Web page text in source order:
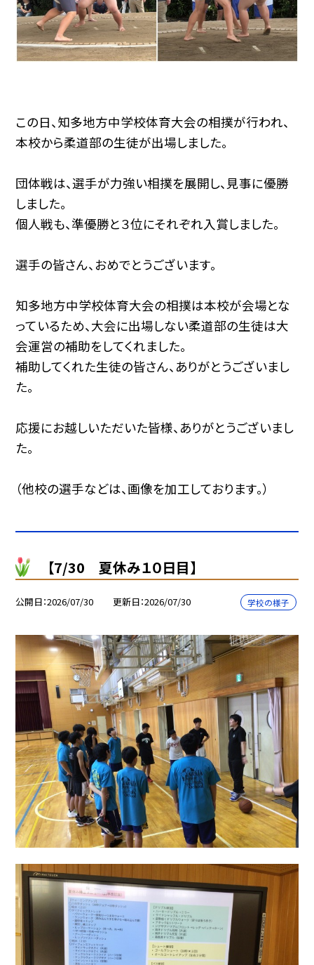
この日、知多地方中学校体育大会の相撲が行われ、
本校から柔道部の生徒が出場しました。
団体戦は、選手が力強い相撲を展開し、見事に優勝
しました。
個人戦も、準優勝と３位にそれぞれ入賞しました。
選手の皆さん、おめでとうございます。
知多地方中学校体育大会の相撲は本校が会場とな
っているため、大会に出場しない柔道部の生徒は大
会運営の補助をしてくれました。
補助してくれた生徒の皆さん、ありがとうございまし
た。
応援にお越しいただいた皆様、ありがとうございまし
た。
（他校の選手などは、画像を加工しております。）
【7/30 夏休み１０日目】
公開日 2026/07/30 更新日 2026/07/30 学校の様子